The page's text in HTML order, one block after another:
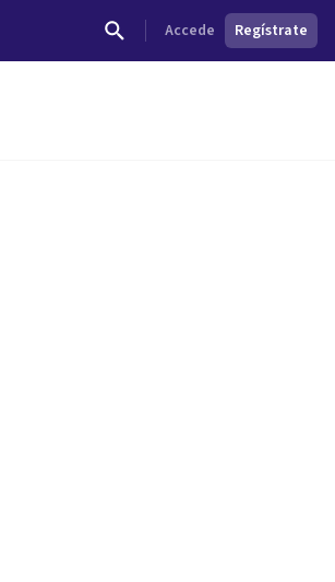
Accede Regístrate